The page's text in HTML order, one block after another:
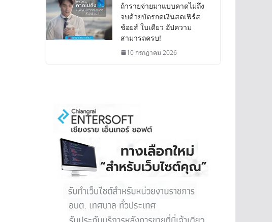
ถ้ารายจ่ายมาแบบคาดไม่ถึง
จบด้วยบัตรกดเงินสดเฟิร์ส
ช้อยส์ ใบเดียว อัปความ
สามารถครบ!
10 กรกฎาคม 2026